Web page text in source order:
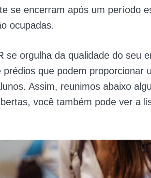
se encerram após um período
ocupadas.
se orgulha da qualidade do seu
prédios que podem proporcionar
Assim, reunimos abaixo
você também pode ver a